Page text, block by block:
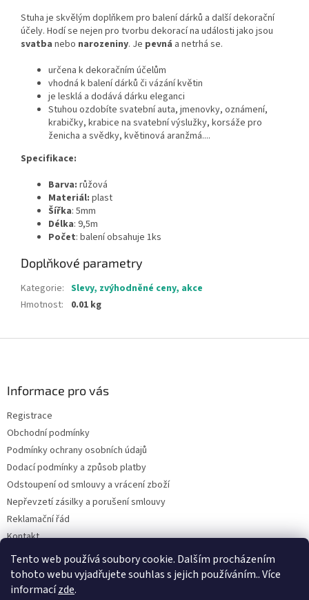
Tento web používá soubory cookie. Dalším procházením
tohoto webu vyjadřujete souhlas s jejich používáním.. Více
informacízde.
Stuha je skvělým doplňkem pro balení dárků a další dekorační
účely. Hodí se nejen pro tvorbu dekorací na události jako jsou
svatba nebo narozeniny. Je pevná a netrhá se.
určena k dekoračním účelům
vhodná k balení dárků či vázání květin
je lesklá a dodává dárku eleganci
Stuhou ozdobíte svatební auta, jmenovky, oznámení,
krabičky, krabice na svatební výslužky, korsáže pro
ženicha a svědky, květinová aranžmá....
Specifikace:
Barva: růžová
Materiál: plast
Šířka: 5mm
Délka: 9,5m
Počet: balení obsahuje 1ks
Doplňkové parametry
Kategorie: Slevy, zvýhodněné ceny, akce
Hmotnost: 0.01 kg
Informace pro vás
Registrace
Obchodní podmínky
Podmínky ochrany osobních údajů
Dodací podmínky a způsob platby
Odstoupení od smlouvy a vrácení zboží
Nepřevzetí zásilky a porušení smlouvy
Reklamační řád
Kontakt
Napište nám